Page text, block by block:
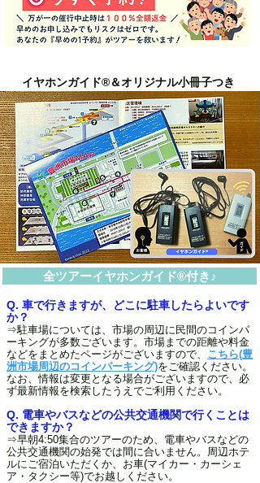
イヤホンガイド®＆オリジナル小冊子つき
全ツアーイヤホンガイド®付き♪
Q. 車で行きますが、どこに駐車したらよいです
か？
⇒駐車場については、市場の周辺に民間のコインパ
ーキングが多数ございます。市場までの距離や料金
などをまとめたページがございますので、 こちら(豊
洲市場周辺のコインパーキング)をご確認ください。
なお、情報は変更となる場合がございますので、必
ず最新情報を検索したうえでご利用ください。
Q. 電車やバスなどの公共交通機関で行くことは
できますか？
⇒早朝4:50集合のツアーのため、電車やバスなどの
公共交通機関の始発では間に合いません。周辺ホテ
ルにご宿泊いただくか、お車(マイカー・カーシェ
ア・タクシー等)でお越しください。